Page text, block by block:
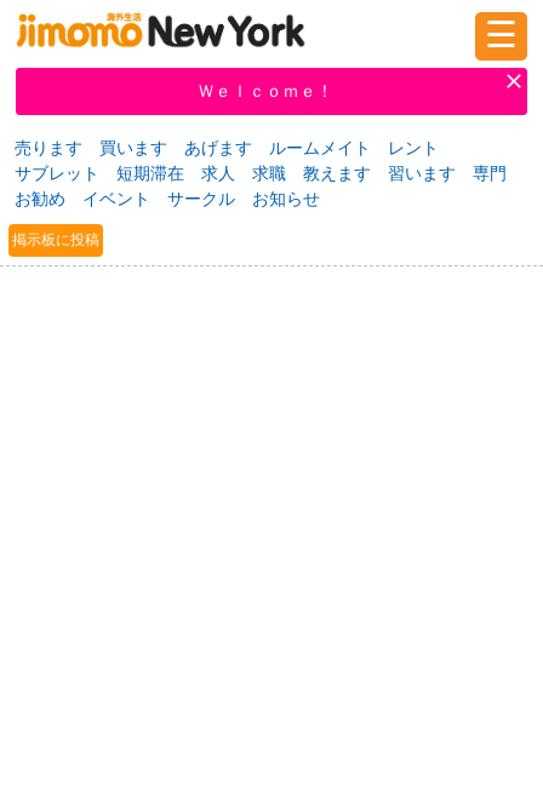
新規登録
掲示板 教えて！
☰
Ｗｅｌｃｏｍｅ！
売ります 買います あげます ルームメイト
レント
サブレット
短期滞在 求人 求職 教えます 習います
専門
お勧め
イベント サークル お知らせ
掲示板に投稿